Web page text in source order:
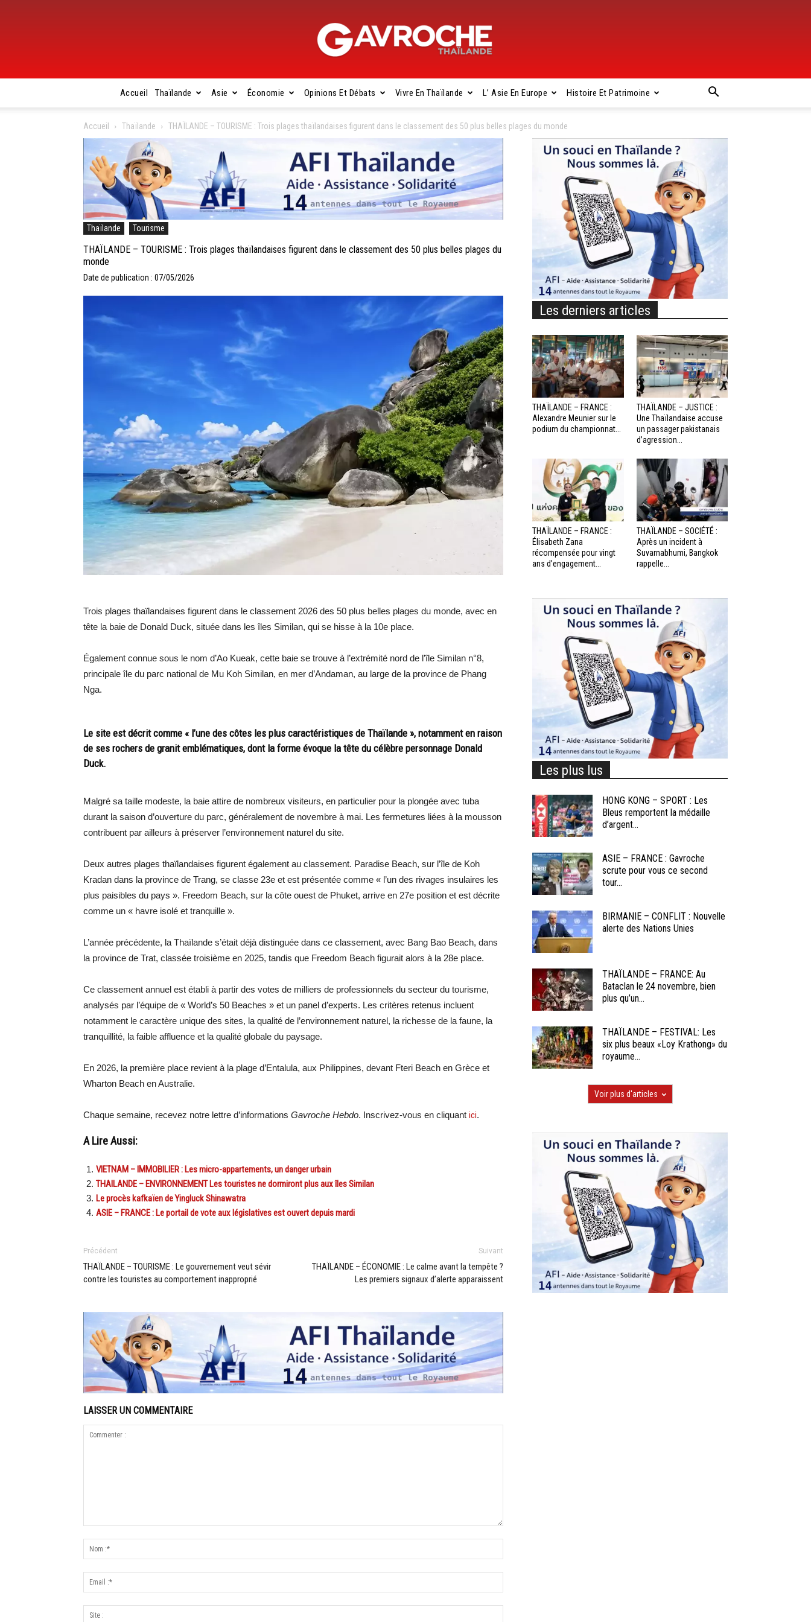
Gavroche
Thaïlande
Accueil Thaïlande Asie Économie Opinions Et Débats Vivre En Thaïlande L’ Asie En Europe Histoire Et Patrimoine
Accueil Thaïlande THAÏLANDE – TOURISME : Trois plages thaïlandaises figurent dans le classement des 50 plus belles plages du monde
Thaïlande Tourisme
THAÏLANDE – TOURISME : Trois plages thaïlandaises figurent dans le classement des 50 plus belles plages du
monde
Date de publication : 07/05/2026
Trois plages thaïlandaises figurent dans le classement 2026 des 50 plus belles plages du monde, avec en
tête la baie de Donald Duck, située dans les îles Similan, qui se hisse à la 10e place.
Également connue sous le nom d’Ao Kueak, cette baie se trouve à l’extrémité nord de l’île Similan n°8,
principale île du parc national de Mu Koh Similan, en mer d’Andaman, au large de la province de Phang
Nga.
Le site est décrit comme « l’une des côtes les plus caractéristiques de Thaïlande », notamment en raison
de ses rochers de granit emblématiques, dont la forme évoque la tête du célèbre personnage Donald
Duck.
Malgré sa taille modeste, la baie attire de nombreux visiteurs, en particulier pour la plongée avec tuba
durant la saison d’ouverture du parc, généralement de novembre à mai. Les fermetures liées à la mousson
contribuent par ailleurs à préserver l’environnement naturel du site.
Deux autres plages thaïlandaises figurent également au classement. Paradise Beach, sur l’île de Koh
Kradan dans la province de Trang, se classe 23e et est présentée comme « l’un des rivages insulaires les
plus paisibles du pays ». Freedom Beach, sur la côte ouest de Phuket, arrive en 27e position et est décrite
comme un « havre isolé et tranquille ».
L’année précédente, la Thaïlande s’était déjà distinguée dans ce classement, avec Bang Bao Beach, dans
la province de Trat, classée troisième en 2025, tandis que Freedom Beach figurait alors à la 28e place.
Ce classement annuel est établi à partir des votes de milliers de professionnels du secteur du tourisme,
analysés par l’équipe de « World’s 50 Beaches » et un panel d’experts. Les critères retenus incluent
notamment le caractère unique des sites, la qualité de l’environnement naturel, la richesse de la faune, la
tranquillité, la faible affluence et la qualité globale du paysage.
En 2026, la première place revient à la plage d’Entalula, aux Philippines, devant Fteri Beach en Grèce et
Wharton Beach en Australie.
Chaque semaine, recevez notre lettre d’informations Gavroche Hebdo. Inscrivez-vous en cliquant ici.
A Lire Aussi:
VIETNAM – IMMOBILIER : Les micro-appartements, un danger urbain
THAILANDE – ENVIRONNEMENT Les touristes ne dormiront plus aux îles Similan
Le procès kafkaïen de Yingluck Shinawatra
ASIE – FRANCE : Le portail de vote aux législatives est ouvert depuis mardi
Précédent
THAÏLANDE – TOURISME : Le gouvernement veut sévir
contre les touristes au comportement inapproprié
Suivant
THAÏLANDE – ÉCONOMIE : Le calme avant la tempête ?
Les premiers signaux d’alerte apparaissent
LAISSER UN COMMENTAIRE
Les derniers articles
THAÏLANDE – FRANCE :
Alexandre Meunier sur le
podium du championnat...
THAÏLANDE – JUSTICE :
Une Thaïlandaise accuse
un passager pakistanais
d’agression...
THAÏLANDE – FRANCE :
Élisabeth Zana
récompensée pour vingt
ans d’engagement...
THAÏLANDE – SOCIÉTÉ :
Après un incident à
Suvarnabhumi, Bangkok
rappelle...
Les plus lus
HONG KONG – SPORT : Les
Bleus remportent la médaille
d’argent...
ASIE – FRANCE : Gavroche
scrute pour vous ce second
tour...
BIRMANIE – CONFLIT : Nouvelle
alerte des Nations Unies
THAÏLANDE – FRANCE: Au
Bataclan le 24 novembre, bien
plus qu’un...
THAÏLANDE – FESTIVAL: Les
six plus beaux «Loy Krathong» du
royaume...
Voir plus d'articles